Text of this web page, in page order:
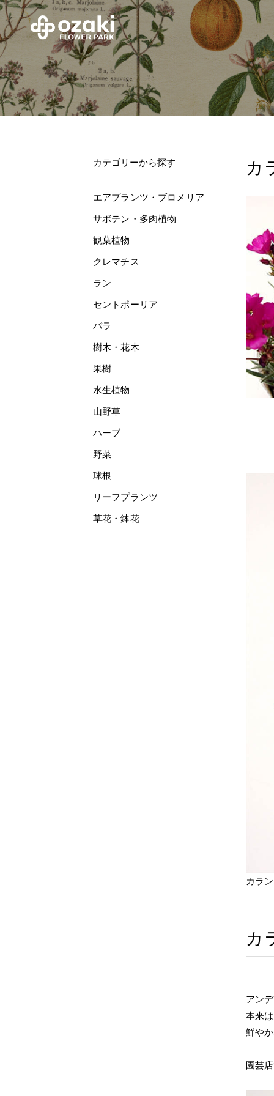
カ
カラ
カ
アン
本来
鮮や
園芸
カテゴリーから探す
エアプランツ・ブロメリア
サボテン・多肉植物
観葉植物
クレマチス
ラン
セントポーリア
バラ
樹木・花木
果樹
水生植物
山野草
ハーブ
野菜
球根
リーフプランツ
草花・鉢花